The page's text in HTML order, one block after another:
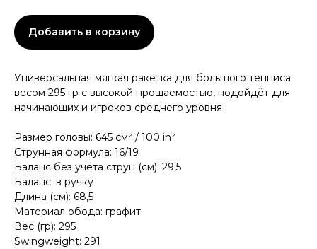
Добавить в корзину
Универсальная мягкая ракетка для большого тенниса
весом 295 гр с высокой прощаемостью, подойдёт для
начинающих и игроков среднего уровня
Размер головы: 645 см² / 100 in²
Струнная формула: 16/19
Баланс без учёта струн (см): 29,5
Баланс: в ручку
Длина (см): 68,5
Материал обода: графит
Вес (гр): 295
Swingweight: 291